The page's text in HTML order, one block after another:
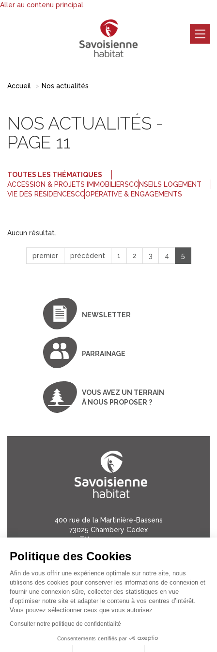
Politique des Cookies
Afin de vous offrir une expérience optimale sur notre site, nous
utilisons des cookies pour conserver les informations de connexion et
fournir une connexion sûre, collecter des statistiques en vue
d’optimiser notre site et adapter le contenu à vos centres d’intérêt.
Vous pouvez sélectionner ceux que vous autorisez
Consulter notre politique de confidentialité
Consentements certifiés par
Aller au contenu principal
Accueil Nos actualités
NOS ACTUALITÉS -
PAGE 11
TOUTES LES THÉMATIQUES
ACCESSION & PROJETS IMMOBILIERSCONSEILS LOGEMENT
VIE DES RÉSIDENCESCOOPÉRATIVE & ENGAGEMENTS
Aucun résultat.
premier précédent 1 2 3 4 5
NEWSLETTER
PARRAINAGE
VOUS AVEZ UN TERRAIN
À NOUS PROPOSER ?
400 rue de la Martinière-Bassens
73025 Chambery Cedex
Tél:04 79 33 37 45
Mentions légales
Politique de confidentialité
Plan du site